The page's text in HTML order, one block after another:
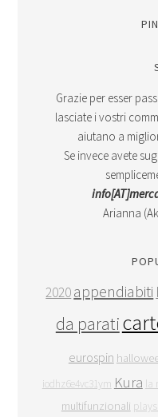
Grazie per esser
lasciate i vostri
aiutano a
Se invece avete
Arianna
2020appendiabiti
da parati
eurospin
iodhz6e4vc31ym Kura la
multifunzionali